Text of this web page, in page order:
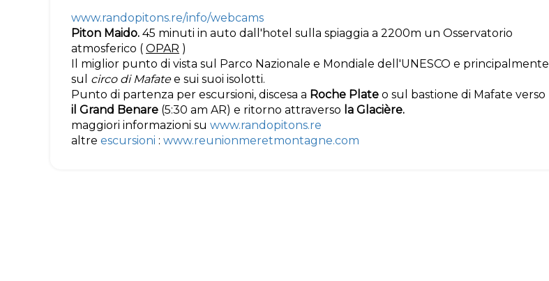
www.randopitons.re/info/webcams
Piton Maido. 45 minuti in auto dall'hotel sulla spiaggia a 2200m un Osservatorio
atmosferico ( OPAR )
Il miglior punto di vista sul Parco Nazionale e Mondiale dell'UNESCO e principalmente
sul circo di Mafatee sui suoi isolotti.
Punto di partenza per escursioni, discesa a Roche Plate o sul bastione di Mafate verso
il Grand Benare (5:30 am AR) e ritorno attraverso la Glacière.
maggiori informazioni su www.randopitons.re
altre escursioni : www.reunionmeretmontagne.com